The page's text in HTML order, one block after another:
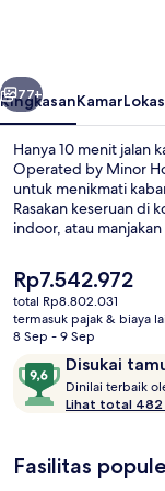
Minor
Hotels
Berikutnya
77+
RingkasanKamar
Hanya 10 menit jalan
Operated by Minor
untuk menikmati
Rasakan keseruan di
indoor, atau
Mediterania serta
Nikmati berbagai
tepi kolam renang,
Harga
saat
ini
Rp7.542.972
Rp7.542.972
total Rp8.802.031
termasuk pajak & biaya
8 Sep - 9 Sep
Ulasan Disukai
9,6
dari
10,
tamu
Dinilai terbaik
Lihat total 482
Fasilitas